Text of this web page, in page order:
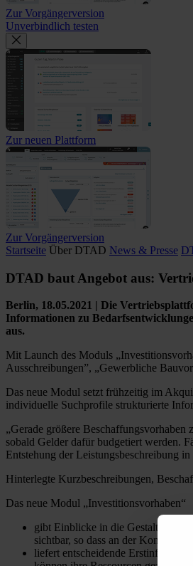
Zur Vorgängerversion
Unverbindlich testen
Zur neuen Plattform
Zur Vorgängerversion
Startseite Über DTAD News & Presse
DTAD baut Angebot aus:
Berlin, 18.05.2021 | Die
Informationen zu
aus.
Mit Launch des Moduls
Ausschreibungen”, „Gewerbliche
Das neue Modul setzt frühzeitig im
individuelle Suchprofile strukturierte
„Gerade größere
sobald Gelder dafür budgetiert werden.
Entstehung der Leistungsbeschreibung
Hinterlegte Kurzbeschreibungen,
Das neue Modul „Investitionsvorhaben“
gibt Einblicke in die Gestaltung
sichtbar, so dass an der
liefert entscheidende